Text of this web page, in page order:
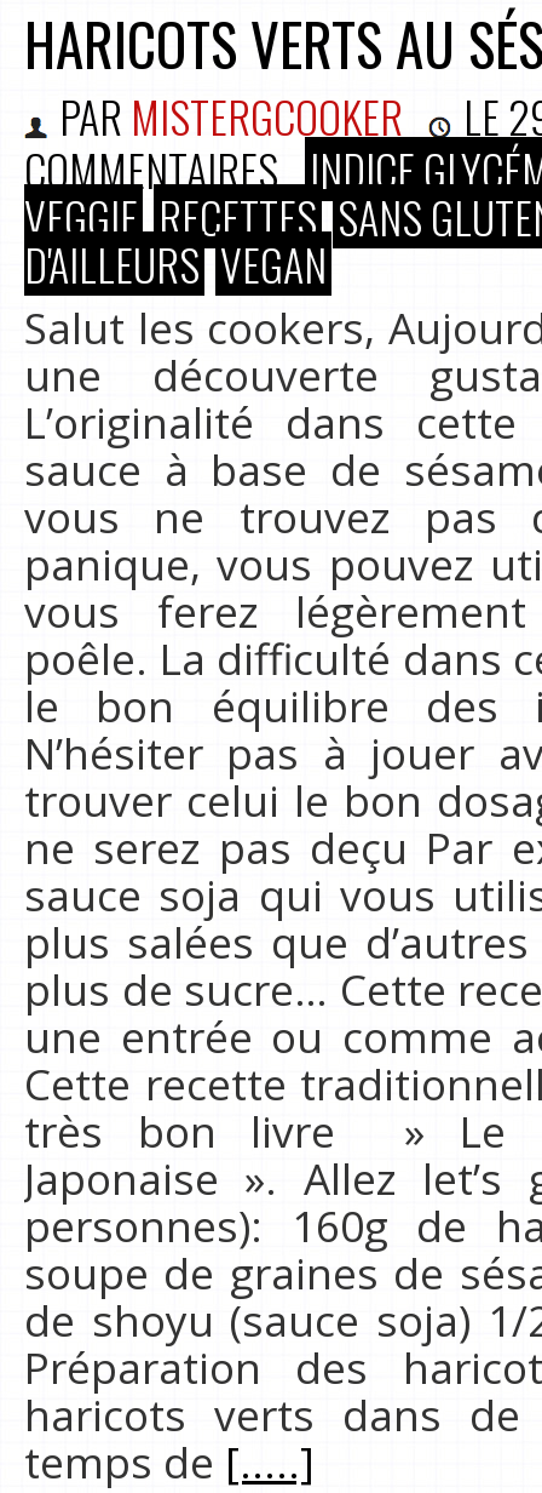
HARICOTS VERTS AU
PAR MISTERGCOOKER LE
COMMENTAIRES INDICE
VEGGIE RECETTES SANS
D'AILLEURS VEGAN
Salut les cookers,
une découverte
L’originalité dans
sauce à base de
vous ne trouvez pas
panique, vous pouvez
vous ferez
poêle. La difficulté dans
le bon équilibre des
N’hésiter pas à jouer
trouver celui le bon
ne serez pas deçu Par
sauce soja qui vous
plus salées que
plus de sucre… Cette
une entrée ou comme
Cette recette
très bon livre » Le
Japonaise ». Allez
personnes): 160g de
soupe de graines de
de shoyu (sauce soja)
Préparation des
haricots verts dans de
temps de [.....]